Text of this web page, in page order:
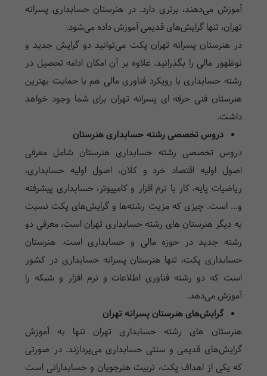
آموزش می‌دهند، برتری دارد. در هنرستان حسابداری پسرانه
تهران، تنها گرایش‌های قدیمی آموزش داده می‌شود.
در هنرستان پسرانه تهران پکت می‌توانید دو گرایش جدید و
نوظهور مالی را بگذرانید. علاوه بر آن امکان ادامه تحصیل در
رشته حسابداری با رویکرد فناوری مالی هم با حمایت بهترین
هنرستان فنی حرفه ای پسرانه تهران برای شما وجود خواهد
داشت.
دروس تخصصی رشته حسابداری هنرستان
دروس تخصصی رشته حسابداری هنرستان شامل معرفی
اصول اولیه اقتصاد خرد و کلان، اصول اولیه حسابداری،
ریاضیات پایه، کار با نرم افزار و کامپیوتر، حسابداری پیشرفته
و... است. چیزی که مزیت رشته‌ها و گرایش‌های پکت نسبت
به دیگر هنرستان های رشته حسابداری تهران است، معرفی دو
رشته جدید در حوزه مالی و حسابداری است. هنرستان
حسابداری پکت، تنها هنرستان پسرانه حسابداری در کشور
است که دو رشته فناوری اطلاعات و نرم افزار و شبکه را
آموزش می‌دهد.
گرایش‌های هنرستان پسرانه تهران
هنرستان های رشته حسابداری تهران تنها به آموزش
گرایش‌های قدیمی و سنتی حسابداری می‌پردازند. در صورتی
که یکی از اهداف پکت، تربیت هنرجویان و حسابدارانی است